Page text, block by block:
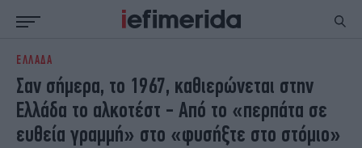
ΕΙΔΗΣΕΙΣ
NON PAPER
ΕΛΛΑΔΑ
ΟΙΚΟΝΟΜΙΑ
ΚΟΣΜΟΣ
ΠΟΛΙΤΙΣΜΟΣ
ΠΑΝΕΛΛΗΝΙΕΣ
ΕΛΛΑΔΑ
Σαν σήμερα, το 1967, καθιερώνεται στην
Ελλάδα το αλκοτέστ - Από το «περπάτα σε
ευθεία γραμμή» στο «φυσήξτε στο στόμιο»